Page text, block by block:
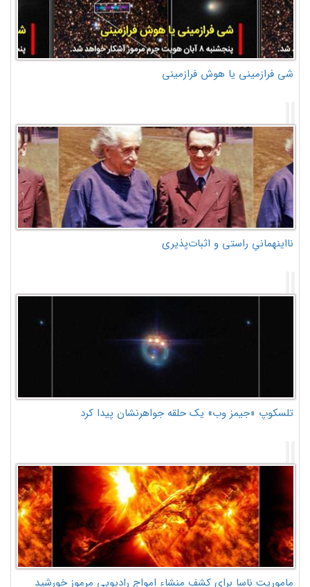
شی فرازمینی یا هوش فرازمینی
نااینهمانیِ راستی و اثبات‌پذیری
تلسکوپ «جیمز وب» یک حلقه جواهرنشان پیدا کرد
ماموریت ناسا برای کشف منشاء امواج رادیویی مرموز خورشید